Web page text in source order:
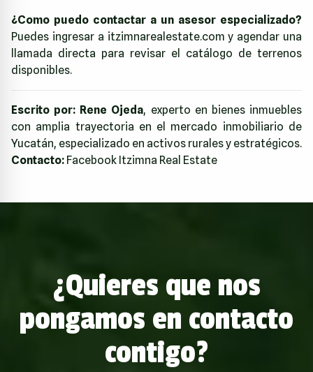
¿Como puedo contactar a un asesor especializado?
Puedes ingresar a itzimnarealestate.com y agendar una
llamada directa para revisar el catálogo de terrenos
disponibles.
Escrito por: Rene Ojeda, experto en bienes inmuebles
con amplia trayectoria en el mercado inmobiliario de
Yucatán, especializado en activos rurales y estratégicos.
Contacto: Facebook Itzimna Real Estate
¿Quieres que nos
pongamos en contacto
contigo?